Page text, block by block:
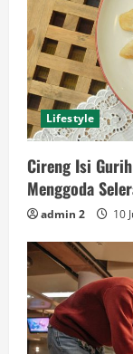
Lifestyle
Cireng Isi
Menggoda
admin 2 10